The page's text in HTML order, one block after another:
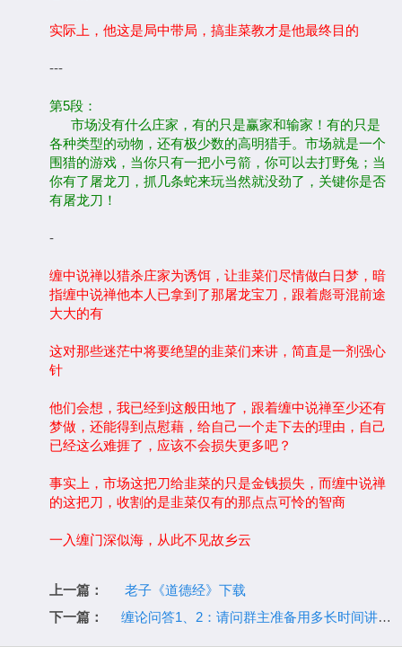
实际上，他这是局中带局，搞韭菜教才是他最终目的
---
第5段：
市场没有什么庄家，有的只是赢家和输家！有的只是
各种类型的动物，还有极少数的高明猎手。市场就是一个
围猎的游戏，当你只有一把小弓箭，你可以去打野兔；当
你有了屠龙刀，抓几条蛇来玩当然就没劲了，关键你是否
有屠龙刀！
-
缠中说禅以猎杀庄家为诱饵，让韭菜们尽情做白日梦，暗
指缠中说禅他本人已拿到了那屠龙宝刀，跟着彪哥混前途
大大的有
这对那些迷茫中将要绝望的韭菜们来讲，简直是一剂强心
针
他们会想，我已经到这般田地了，跟着缠中说禅至少还有
梦做，还能得到点慰藉，给自己一个走下去的理由，自己
已经这么难捱了，应该不会损失更多吧？
事实上，市场这把刀给韭菜的只是金钱损失，而缠中说禅
的这把刀，收割的是韭菜仅有的那点点可怜的智商
一入缠门深似海，从此不见故乡云
上一篇：
老子《道德经》下载
下一篇：
缠论问答1、2：请问群主准备用多长时间讲完整个缠论课程？